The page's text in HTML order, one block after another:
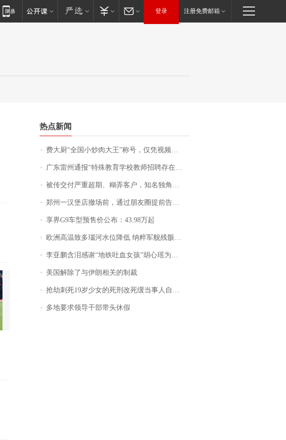
登录 注册免费邮箱
热点新闻
费大厨“全国小炒肉大王”称号，仅凭视频评出？中国烹饪协会回应
广东雷州通报“特殊教育学校教师招聘存在违规行为”：已启动问责程序 副校长被停职
被传交付严重超期、糊弄客户，知名独角兽车企创始人回应：都没证据，将依法采取措施，“本人长期与美国交管局保持沟通，对方表示肯定”
郑州一汉堡店撤场前，通过朋友圈提前告知逐一退费，有顾客仅剩1元也全被退回，分文不少；顾客：言而有信，让人感动
享界G9车型预售价公布：43.98万起
欧洲高温致多瑙河水位降低 纳粹军舰残骸重见天日
李亚鹏含泪感谢“地铁吐血女孩”胡心瑶为嫣然天使捐99999元：这份捐赠太沉重，尊重其捐赠意愿，个人向胡心瑶和她的病友之家各捐赠99999元
美国解除了与伊朗相关的制裁
抢劫刺死19岁少女的死刑改死缓当事人自述：出狱11年间始终刻意躲避被害人家属
多地要求领导干部带头休假